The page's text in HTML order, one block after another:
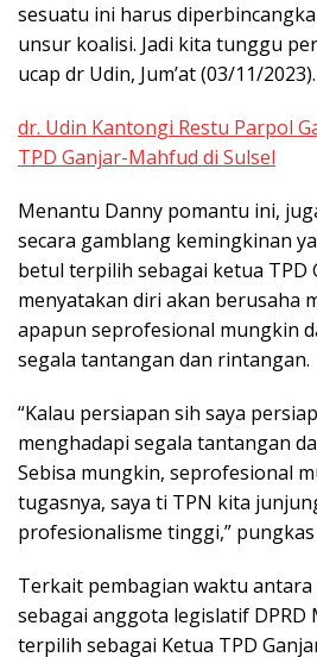
sesuatu ini harus
unsur koalisi. Jadi kita tunggu
ucap dr Udin, Jum’at (03/11/2023).
dr. Udin Kantongi Restu Parpol
TPD Ganjar-Mahfud di Sulsel
Menantu Danny pomantu ini,
secara gamblang kemingkinan
betul terpilih sebagai ketua TPD
menyatakan diri akan berusaha
apapun seprofesional mungkin
segala tantangan dan rintangan.
“Kalau persiapan sih saya
menghadapi segala tantangan
Sebisa mungkin, seprofesional
tugasnya, saya ti TPN kita
profesionalisme tinggi,”
Terkait pembagian waktu
sebagai anggota legislatif DPRD
terpilih sebagai Ketua TPD